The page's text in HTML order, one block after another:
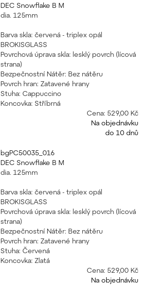
DEC Snowflake B M
dia. 125mm
Barva skla: červená - triplex opál
BROKISGLASS
Povrchová úprava skla: lesklý povrch (lícová
strana)
Bezpečnostní Nátěr: Bez nátěru
Povrch hran: Zatavené hrany
Stuha: Cappuccino
Koncovka: Stříbrná
Cena: 529,00 Kč
Na objednávku
do 10 dnů
bgPC50035_016
DEC Snowflake B M
dia. 125mm
Barva skla: červená - triplex opál
BROKISGLASS
Povrchová úprava skla: lesklý povrch (lícová
strana)
Bezpečnostní Nátěr: Bez nátěru
Povrch hran: Zatavené hrany
Stuha: Červená
Koncovka: Zlatá
Cena: 529,00 Kč
Na objednávku